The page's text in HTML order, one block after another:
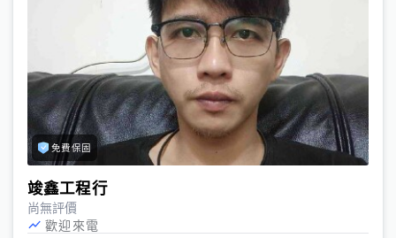
免費保固
竣鑫工程行
尚無評價
歡迎來電